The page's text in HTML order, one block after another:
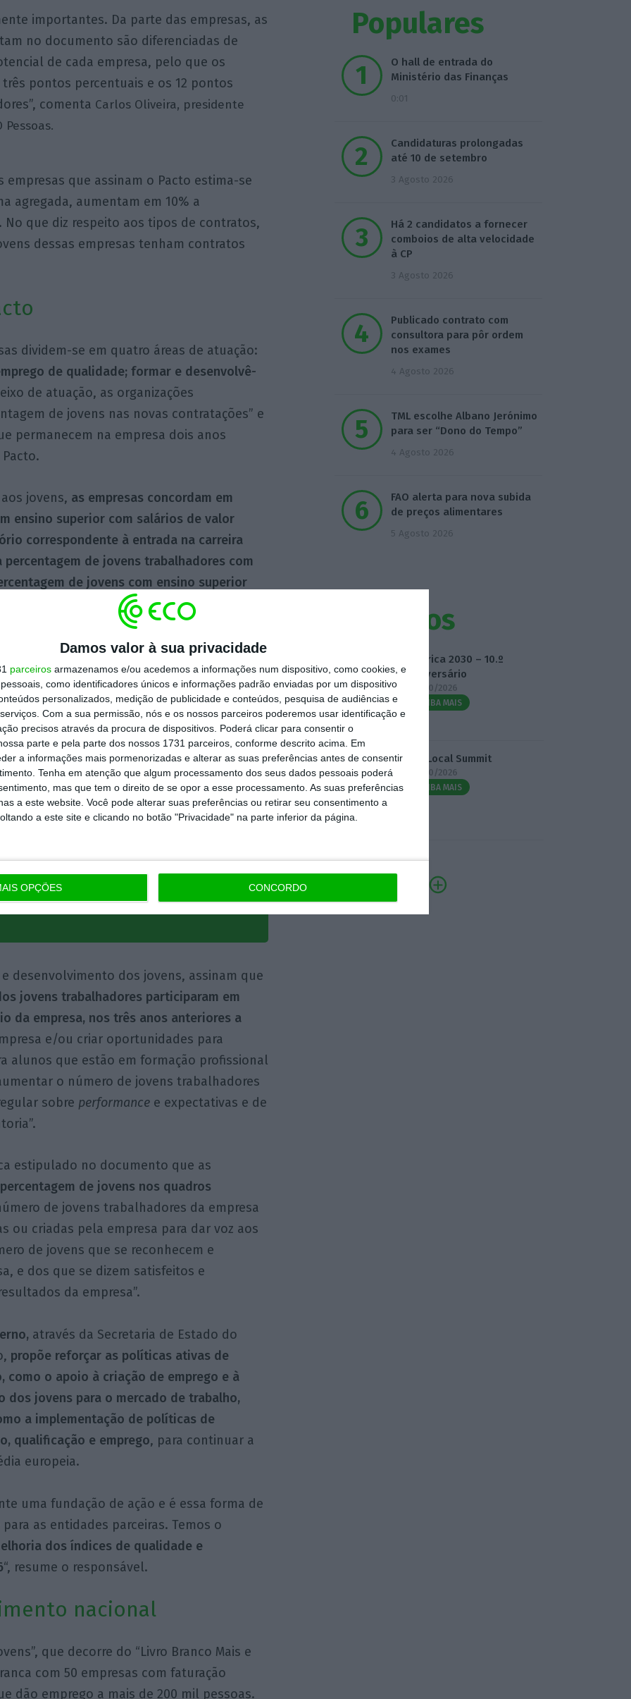
Damos valor à sua privacidade
parceiros armazenamos e/ou acedemos a informações num dispositivo, como cookies, e
como identificadores únicos e informações padrão enviadas por um dispositivo
personalizados, medição de publicidade e conteúdos, pesquisa de audiências e
Com a sua permissão, nós e os nossos parceiros poderemos usar identificação e
precisos através da procura de dispositivos. Poderá clicar para consentir o
parte e pela parte dos nossos 1731 parceiros, conforme descrito acima. Em
a informações mais pormenorizadas e alterar as suas preferências antes de consentir
Tenha em atenção que algum processamento dos seus dados pessoais poderá
mas que tem o direito de se opor a esse processamento. As suas preferências
a este website. Você pode alterar suas preferências ou retirar seu consentimento a
a este site e clicando no botão "Privacidade" na parte inferior da página.
OPÇÕES CONCORDO
importantes. Da parte das empresas, as
no documento são diferenciadas de
de cada empresa, pelo que os
pontos percentuais e os 12 pontos
comenta Carlos Oliveira, presidente
Pessoas.
que assinam o Pacto estima-se
agregada, aumentam em 10% a
que diz respeito aos tipos de contratos,
dessas empresas tenham contratos
dividem-se em quatro áreas de atuação:
de qualidade; formar e desenvolvê-
de atuação, as organizações
de jovens nas novas contratações” e
permanecem na empresa dois anos
jovens, as empresas concordam em
ensino superior com salários de valor
correspondente à entrada na carreira
percentagem de jovens trabalhadores com
de jovens com ensino superior
seu nível de qualificação”.
compromissos das
o Pacto estima-se
empresas, de forma
em 10% contratação
anos. No que diz
contratos, a
de 19% dos
tenham
José Neves
desenvolvimento dos jovens, assinam que
jovens trabalhadores participaram em
da empresa, nos três anos anteriores a
e/ou criar oportunidades para
alunos que estão em formação profissional
o número de jovens trabalhadores
sobre performancee expectativas e de
estipulado no documento que as
de jovens nos quadros
de jovens trabalhadores da empresa
ou criadas pela empresa para dar voz aos
de jovens que se reconhecem e
e dos que se dizem satisfeitos e
da empresa”.
através da Secretaria de Estado do
propõe reforçar as políticas ativas de
como o apoio à criação de emprego e à
dos jovens para o mercado de trabalho,
a implementação de políticas de
qualificação e emprego, para continuar a
europeia.
uma fundação de ação e é essa forma de
as entidades parceiras. Temos o
dos índices de qualidade e
“, resume o responsável.
nacional
que decorre do “Livro Branco Mais e
com 50 empresas com faturação
dão emprego a mais de 200 mil pessoas.
Populares
O hall de entrada do
Ministério das Finanças
0:01
Candidaturas prolongadas
até 10 de setembro
3 Agosto 2026
Há 2 candidatos a fornecer
comboios de alta velocidade
à CP
3 Agosto 2026
Publicado contrato com
consultora para pôr ordem
nos exames
4 Agosto 2026
TML escolhe Albano Jerónimo
para ser “Dono do Tempo”
4 Agosto 2026
FAO alerta para nova subida
de preços alimentares
5 Agosto 2026
Eventos
Fábrica 2030 – 10.º
Aniversário
14/10/2026
SAIBA MAIS
3.º Local Summit
07/10/2026
SAIBA MAIS